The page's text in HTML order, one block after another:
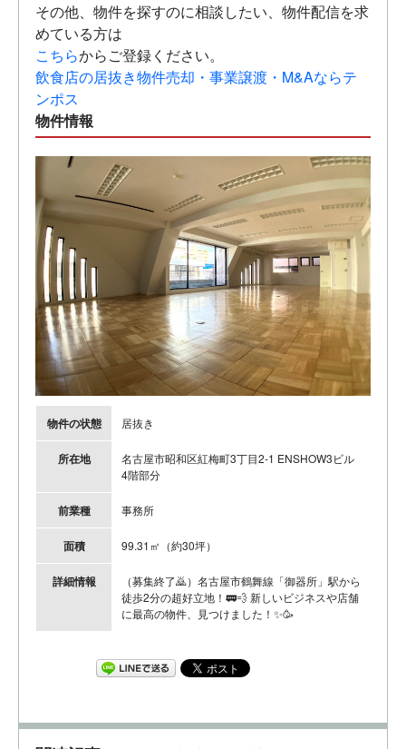
その他、物件を探すのに相談したい、物件配信を求
めている方は
こちらからご登録ください。
飲食店の居抜き物件売却・事業譲渡・M&Aならテ
ンポス
物件情報
物件の状態 居抜き
所在地
名古屋市昭和区紅梅町3丁目2-1 ENSHOW3ビル
4階部分
前業種 事務所
面積 99.31㎡（約30坪）
詳細情報
（募集終了🙇）名古屋市鶴舞線「御器所」駅から
徒歩2分の超好立地！🚃💨 新しいビジネスや店舗
に最高の物件、見つけました！✨🥳